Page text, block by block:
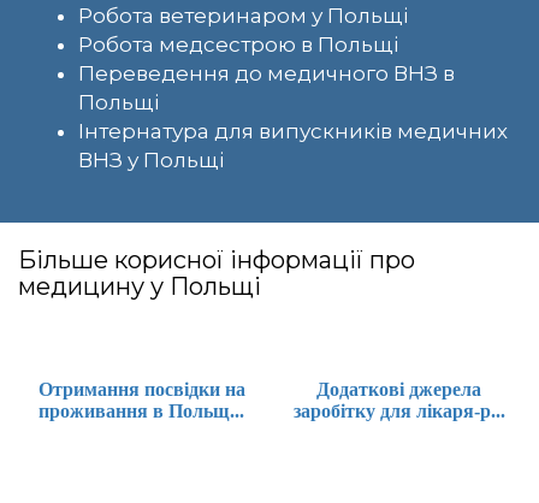
Робота ветеринаром у Польщі
Робота медсестрою в Польщі
Переведення до медичного ВНЗ в
Польщі
Інтернатура для випускників медичних
ВНЗ у Польщі
Більше корисної інформації про
медицину у Польщі
Отримання посвідки на
проживання в Польщ...
Додаткові джерела
заробітку для лікаря-р...